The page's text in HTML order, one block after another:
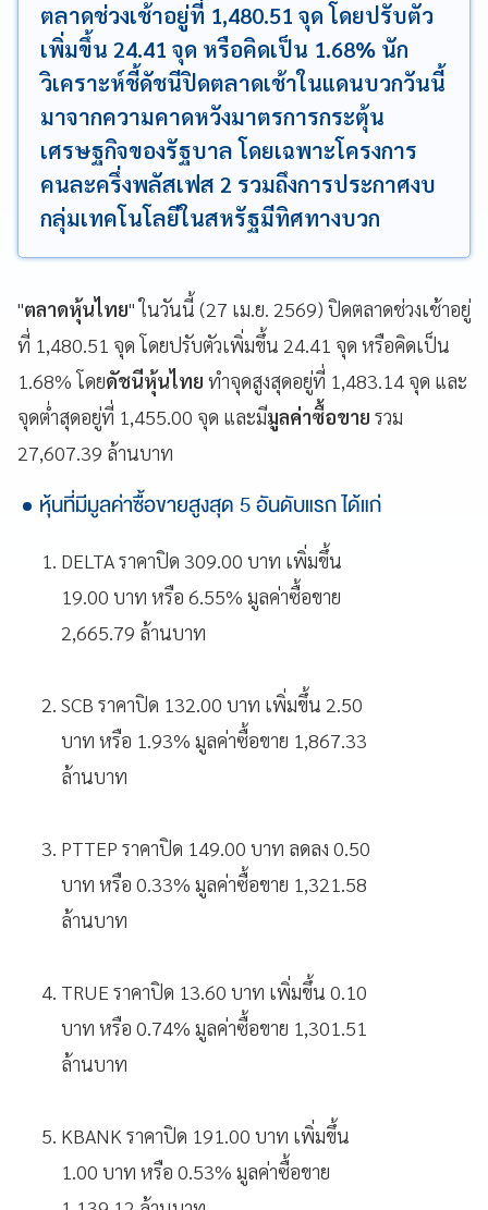
ตลาดช่วงเช้าอยู่ที่ 1,480.51 จุด โดยปรับตัว
เพิ่มขึ้น 24.41 จุด หรือคิดเป็น 1.68% นัก
วิเคราะห์ชี้ดัชนีปิดตลาดเช้าในแดนบวกวันนี้
มาจากความคาดหวังมาตรการกระตุ้น
เศรษฐกิจของรัฐบาล โดยเฉพาะโครงการ
คนละครึ่งพลัสเฟส 2 รวมถึงการประกาศงบ
กลุ่มเทคโนโลยีในสหรัฐมีทิศทางบวก
"ตลาดหุ้นไทย" ในวันนี้ (27 เม.ย. 2569) ปิดตลาดช่วงเช้าอยู่
ที่ 1,480.51 จุด โดยปรับตัวเพิ่มขึ้น 24.41 จุด หรือคิดเป็น
1.68% โดยดัชนีหุ้นไทย ทำจุดสูงสุดอยู่ที่ 1,483.14 จุด และ
จุดต่ำสุดอยู่ที่ 1,455.00 จุด และมีมูลค่าซื้อขาย รวม
27,607.39 ล้านบาท
หุ้นที่มีมูลค่าซื้อขายสูงสุด 5 อันดับแรก ได้แก่
DELTA ราคาปิด 309.00 บาท เพิ่มขึ้น
19.00 บาท หรือ 6.55% มูลค่าซื้อขาย
2,665.79 ล้านบาท
SCB ราคาปิด 132.00 บาท เพิ่มขึ้น 2.50
บาท หรือ 1.93% มูลค่าซื้อขาย 1,867.33
ล้านบาท
PTTEP ราคาปิด 149.00 บาท ลดลง 0.50
บาท หรือ 0.33% มูลค่าซื้อขาย 1,321.58
ล้านบาท
TRUE ราคาปิด 13.60 บาท เพิ่มขึ้น 0.10
บาท หรือ 0.74% มูลค่าซื้อขาย 1,301.51
ล้านบาท
KBANK ราคาปิด 191.00 บาท เพิ่มขึ้น
1.00 บาท หรือ 0.53% มูลค่าซื้อขาย